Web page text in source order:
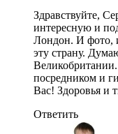
Здравствуйте,
интересную и
Лондон. И фото,
эту страну.
посредником и
Вас! Здоровья и
Ответить